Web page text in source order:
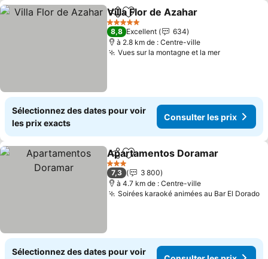
PartagerAjouter à mes favoris
Villa Flor de Azahar
5 Étoiles
8,8 Excellent
634
à 2.8 km de : Centre-ville
Vues sur la montagne et la mer
Sélectionnez des dates pour voir
les prix exacts
Consulter les prix
PartagerAjouter à mes favoris
Apartamentos Doramar
3 Étoiles
7,3
3 800
à 4.7 km de : Centre-ville
Soirées karaoké animées au Bar El Dorado
Sélectionnez des dates pour voir